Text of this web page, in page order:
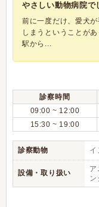
やさしい動物病院で
前に一度だけ、愛犬
しまうということが
駅から...
診察時間
09:00 ~ 12:00
15:30 ~ 19:00
診察動物 イ
設備・取り扱い
ア
ン